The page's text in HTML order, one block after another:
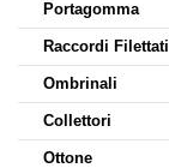
Portagomma
Raccordi Filettati
Ombrinali
Collettori
Ottone